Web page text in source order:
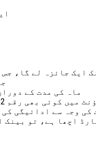
ایک جائزہ لے گا،
12 ماہ کی مدت کے
رقم 12 ماہ سے زیادہ بقایا نہیں رہنی چاہیے۔ کیلے اور گنے کی فصل کے لیے یہ مدت 18 ماہ ہے۔
کی وجہ سے ادائیگی
اچھا ہے، تو